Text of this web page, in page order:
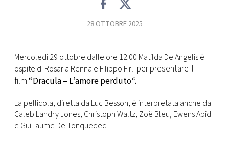
PRINCIPATO
DI
MONACO
RMC
CONSIGLIA
28 OTTOBRE 2025
Mercoledì 29 ottobre dalle ore 12.00 Matilda De Angelis è
ospite di Rosaria Renna e Filippo Firliper presentare il
film“Dracula – L’amore perduto“.
La pellicola, diretta da Luc Besson, è interpretata anche da
Caleb Landry Jones, Christoph Waltz, Zoë Bleu, Ewens Abid
e Guillaume De Tonquedec.